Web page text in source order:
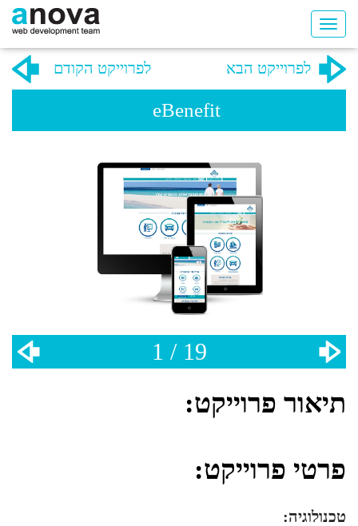
לפרוייקט הקודם לפרוייקט הבא
eBenefit
1 / 19
תיאור פרוייקט:
פרטי פרוייקט:
טכנולוגיה: